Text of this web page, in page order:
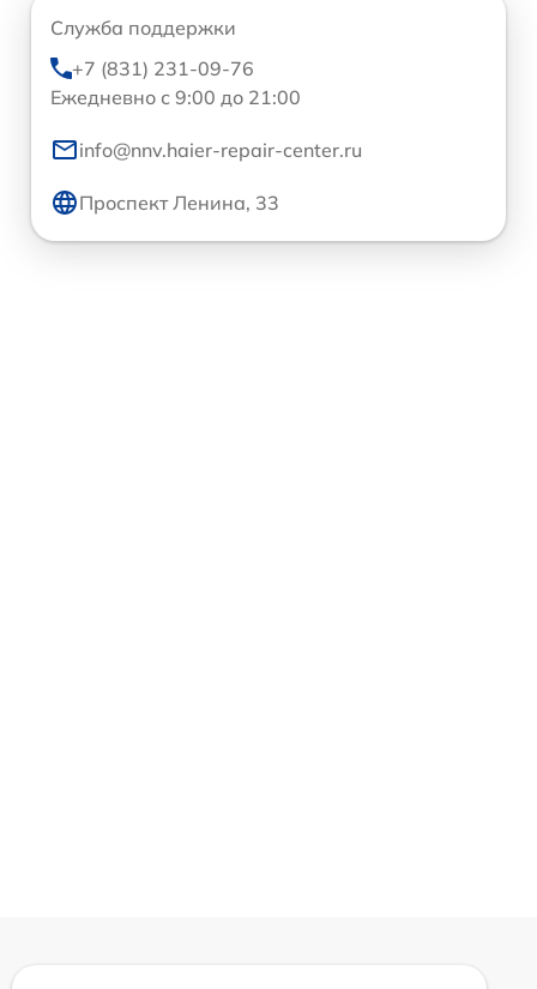
Служба поддержки
+7 (831) 231-09-76
Ежедневно с 9:00 до 21:00
info@nnv.haier-repair-center.ru
Проспект Ленина, 33